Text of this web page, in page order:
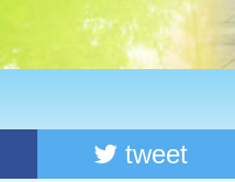
tweet